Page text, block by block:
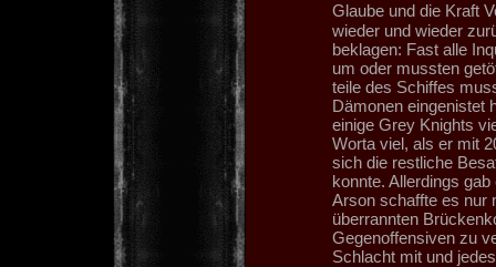
Glaube und die Kraft
wieder und wieder
beklagen: Fast alle
um oder mussten
teile des Schiffes
Dämonen eingenistet
einige Grey Knights
Worta viel, als er mit
sich die restliche
konnte. Allerdings
Arson schaffte es nur
überrannten
Gegenoffensiven zu
Schlacht mit und